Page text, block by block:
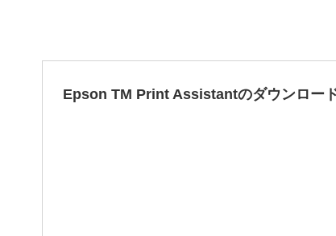
Epson TM Print Assistantのダウンロー